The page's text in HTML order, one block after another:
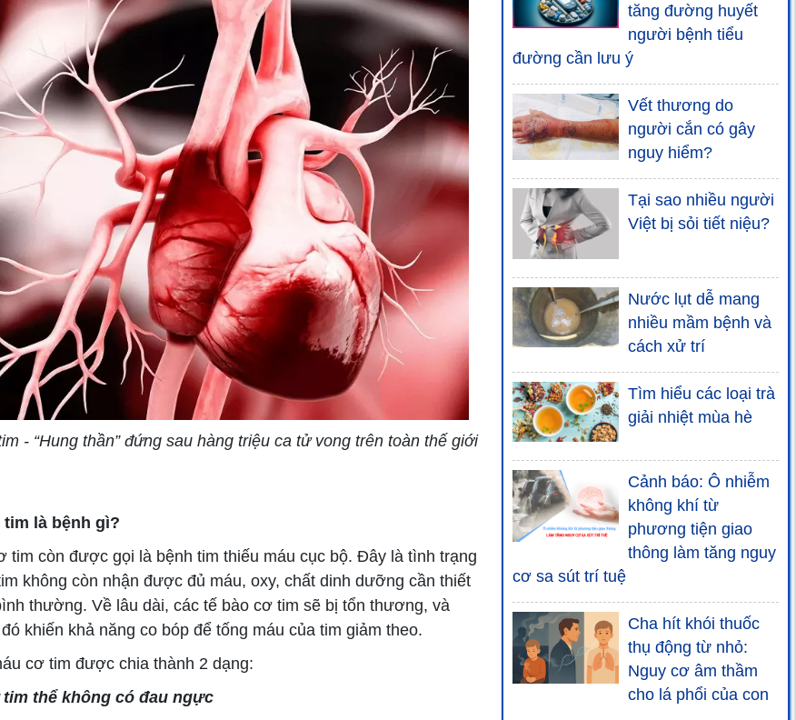
- “Hung thần” đứng sau hàng triệu ca tử vong trên toàn thế giới
là bệnh gì?
tim còn được gọi là bệnh tim thiếu máu cục bộ. Đây là tình trạng
không còn nhận được đủ máu, oxy, chất dinh dưỡng cần thiết
thường. Về lâu dài, các tế bào cơ tim sẽ bị tổn thương, và
khiến khả năng co bóp để tống máu của tim giảm theo.
cơ tim được chia thành 2 dạng:
tim thể không có đau ngực
tăng đường huyết
người bệnh tiểu
đường cần lưu ý
Vết thương do
người cắn có gây
nguy hiểm?
Tại sao nhiều người
Việt bị sỏi tiết niệu?
Nước lụt dễ mang
nhiều mầm bệnh và
cách xử trí
Tìm hiểu các loại trà
giải nhiệt mùa hè
Cảnh báo: Ô nhiễm
không khí từ
phương tiện giao
thông làm tăng nguy
cơ sa sút trí tuệ
Cha hít khói thuốc
thụ động từ nhỏ:
Nguy cơ âm thầm
cho lá phổi của con